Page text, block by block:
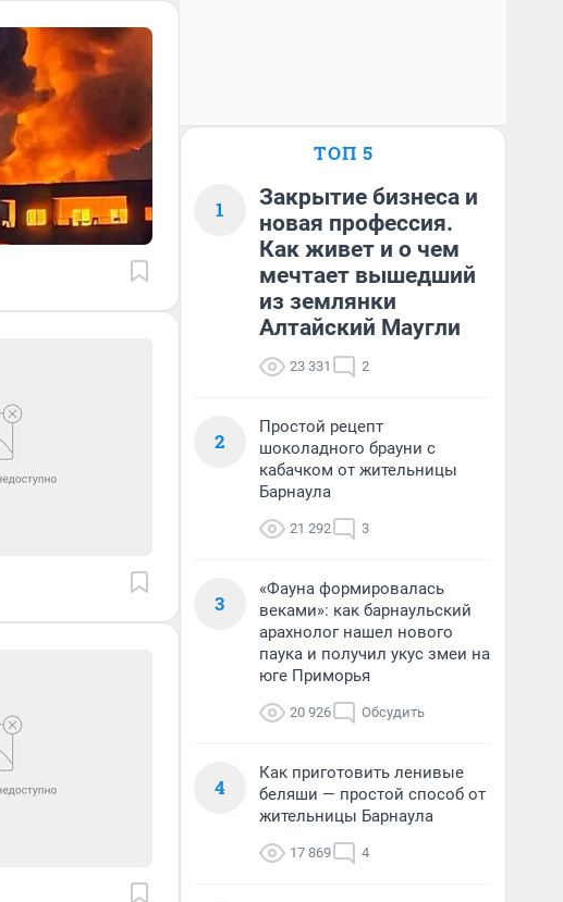
ТОП 5
1
Закрытие бизнеса и
новая профессия.
Как живет и о чем
мечтает вышедший
из землянки
Алтайский Маугли
23 331 2
2
Простой рецепт
шоколадного брауни с
кабачком от жительницы
Барнаула
21 292 3
3
«Фауна формировалась
веками»: как барнаульский
арахнолог нашел нового
паука и получил укус змеи на
юге Приморья
20 926 Обсудить
4
Как приготовить ленивые
беляши — простой способ от
жительницы Барнаула
17 869 4